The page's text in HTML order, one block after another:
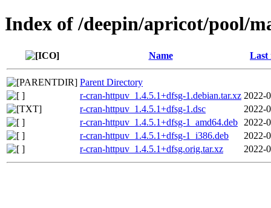
Index of /deepin/apricot/pool/
Name Last
Parent Directory
r-cran-httpuv_1.4.5.1+dfsg-1.debian.tar.xz 2022-
r-cran-httpuv_1.4.5.1+dfsg-1.dsc
2022-
r-cran-httpuv_1.4.5.1+dfsg-1_amd64.deb
2022-
r-cran-httpuv_1.4.5.1+dfsg-1_i386.deb
2022-
r-cran-httpuv_1.4.5.1+dfsg.orig.tar.xz
2022-